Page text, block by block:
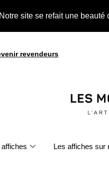
Notre site se refait une
revendeurs
affiches Les affiches sur